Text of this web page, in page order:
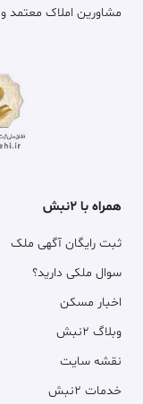
مشاورین املاک معتمد
همراه با ۲نبش
ثبت رایگان آگهی ملک
سوال ملکی دارید؟
اخبار مسکن
وبلاگ ۲نبش
نقشه سایت
خدمات ۲نبش